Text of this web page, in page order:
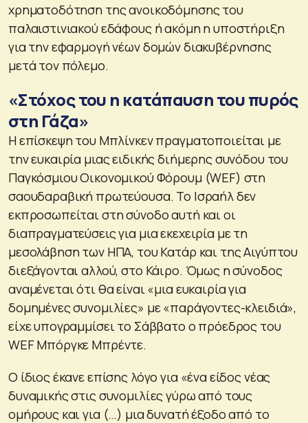
χρηματοδότηση της ανοικοδόμησης του
παλαιστινιακού εδάφους ή ακόμη η υποστήριξη
για την εφαρμογή νέων δομών διακυβέρνησης
μετά τον πόλεμο.
«Στόχος του η κατάπαυση του πυρός
στη Γάζα»
Η επίσκεψη του Μπλίνκεν πραγματοποιείται με
την ευκαιρία μιας ειδικής διήμερης συνόδου του
Παγκόσμιου Οικονομικού Φόρουμ (WEF) στη
σαουδαραβική πρωτεύουσα. Το Ισραήλ δεν
εκπροσωπείται στη σύνοδο αυτή και οι
διαπραγματεύσεις για μια εκεχειρία με τη
μεσολάβηση των ΗΠΑ, του Κατάρ και της Αιγύπτου
διεξάγονται αλλού, στο Κάιρο. Όμως η σύνοδος
αναμένεται ότι θα είναι «μια ευκαιρία για
δομημένες συνομιλίες» με «παράγοντες-κλειδιά»,
είχε υπογραμμίσει το Σάββατο ο πρόεδρος του
WEF Μπόργκε Μπρέντε.
Ο ίδιος έκανε επίσης λόγο για «ένα είδος νέας
δυναμικής στις συνομιλίες γύρω από τους
ομήρους και για (…) μια δυνατή έξοδο από το